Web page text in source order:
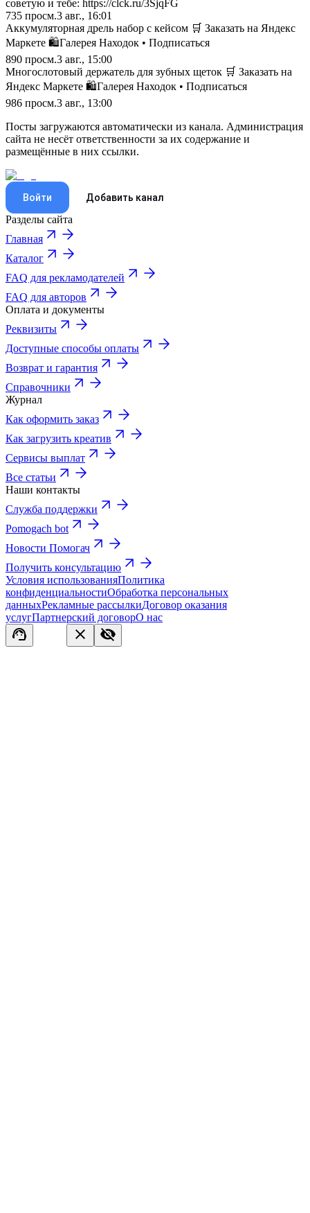
советую и тебе: https://clck.ru/3SjqFG
735 просм.3 авг., 16:01
Аккумуляторная дрель набор с кейсом 🛒 Заказать на Яндекс
Маркете 🛍️Галерея Находок • Подписаться
890 просм.3 авг., 15:00
Многослотовый держатель для зубных щеток 🛒 Заказать на
Яндекс Маркете 🛍️Галерея Находок • Подписаться
986 просм.3 авг., 13:00
Посты загружаются автоматически из канала. Администрация
сайта не несёт ответственности за их содержание и
размещённые в них ссылки.
Войти Добавить канал
Разделы сайта
Главная
Каталог
FAQ для рекламодателей
FAQ для авторов
Оплата и документы
Реквизиты
Доступные способы оплаты
Возврат и гарантия
Справочники
Журнал
Как оформить заказ
Как загрузить креатив
Сервисы выплат
Все статьи
Наши контакты
Служба поддержки
Pomogach bot
Новости Помогач
Получить консультацию
Условия использованияПолитика
конфиденциальностиОбработка персональных
данныхРекламные рассылкиДоговор оказания
услугПартнерский договорО нас